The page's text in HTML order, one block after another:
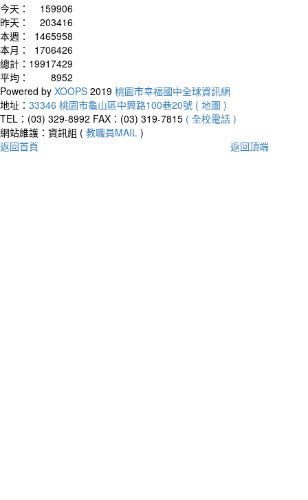
今天：
159906
昨天：
203416
本週：
1465958
本月：
1706426
總計： 19917429
平均：
8952
Powered by XOOPS 2019 桃園市幸福國中全球資訊網
地址： 33346 桃園市龜山區中興路100巷20號 ( 地圖 )
TEL：(03) 329-8992 FAX：(03) 319-7815 ( 全校電話 )
網站維護：資訊組 ( 教職員MAIL )
返回首頁
返回頂端